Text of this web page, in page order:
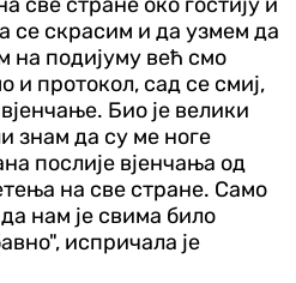
се скрасим и да узмем да
на подијуму већ смо
и протокол, сад се смиј,
Био је велики
знам да су ме ноге
послије вјенчања од
на све стране. Само
да нам је свима било
испричала је